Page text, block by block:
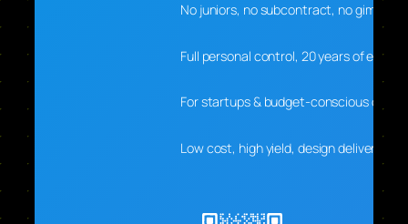
No juniors, no subcontract, no
Full personal control, 20 years of
For startups & budget-conscious
Low cost, high yield, design delivers